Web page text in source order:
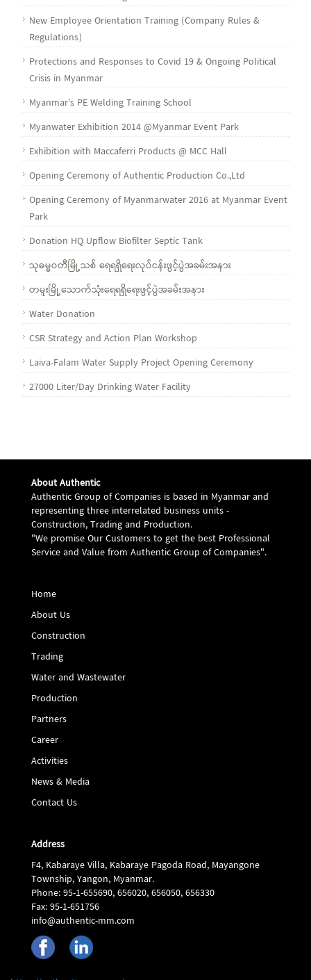
New Employee Orientation Training (Company Rules &
Regulations)
Protections and Responses to Covid 19 & Ongoing Political
Crisis in Myanmar
Myanmar's PE Welding Training School
Myanwater Exhibition 2014 @Myanmar Event Park
Exhibition with Maccaferri Products @ MCC Hall
Opening Ceremony of Authentic Production Co.,Ltd
Opening Ceremony of Myanmarwater 2016 at Myanmar Event
Park
Donation HQ Upflow Biofilter Septic Tank
သုဓမ္မဝတီမြို့သစ် ရေရရှိရေးလုပ်ငန်းဖွင့်ပွဲအခမ်းအနား
တမူးမြို့သောက်သုံးရေရရှိရေးဖွင့်ပွဲအခမ်းအနား
Water Donation
CSR Strategy and Action Plan Workshop
Laiva-Falam Water Supply Project Opening Ceremony
27000 Liter/Day Drinking Water Facility
About Authentic
Authentic Group of Companies is based in Myanmar and
representing three interrelated business units -
Construction, Trading and Production.
"We promise Our Customers to get the best Professional
Service and Value from Authentic Group of Companies".
Home
About Us
Construction
Trading
Water and Wastewater
Production
Partners
Career
Activities
News & Media
Contact Us
Address
F4, Kabaraye Villa, Kabaraye Pagoda Road, Mayangone
Township, Yangon, Myanmar.
Phone: 95-1-655690, 656020, 656050, 656330
Fax: 95-1-651756
info@authentic-mm.com